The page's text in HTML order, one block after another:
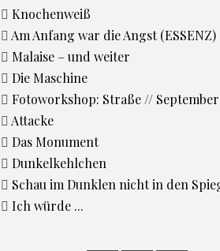
Knochenweiß
Am Anfang war die Angst (ESSENZ)
Malaise – und weiter
Die Maschine
Fotoworkshop: Straße //
Attacke
Das Monument
Dunkelkehlchen
Schau im Dunklen nicht in den
Ich würde ...